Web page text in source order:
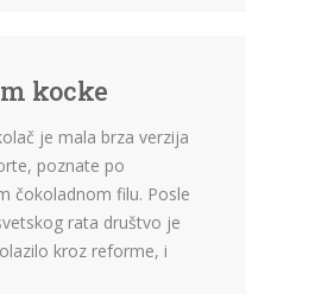
kocke
je mala brza verzija
poznate po
čokoladnom filu. Posle
rata društvo je
kroz reforme, i